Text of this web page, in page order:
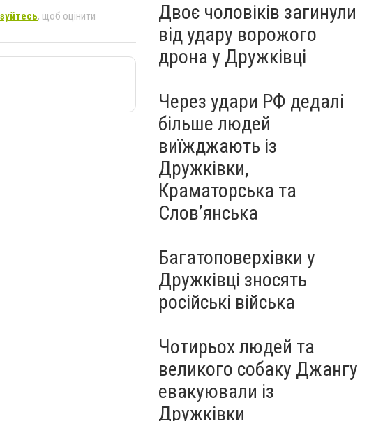
, щоб оцінити
Двоє чоловіків загинули
від удару ворожого
дрона у Дружківці
Через удари РФ дедалі
більше людей
виїжджають із
Дружківки,
Краматорська та
Слов’янська
Багатоповерхівки у
Дружківці зносять
російські війська
Чотирьох людей та
великого собаку Джангу
евакуювали із
Дружківки